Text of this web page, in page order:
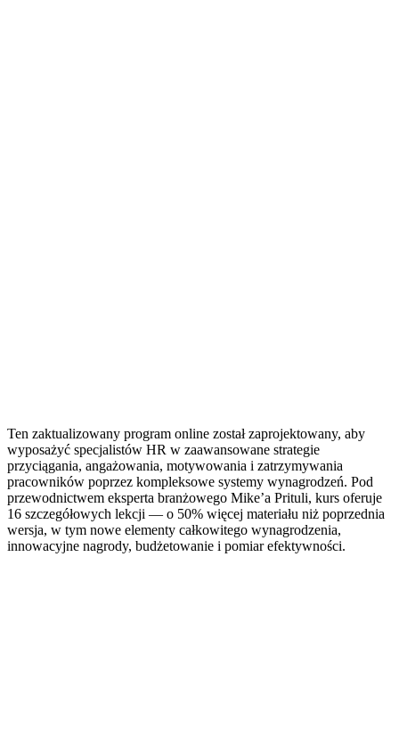
Ten zaktualizowany program online został zaprojektowany, aby
wyposażyć specjalistów HR w zaawansowane strategie
przyciągania, angażowania, motywowania i zatrzymywania
pracowników poprzez kompleksowe systemy wynagrodzeń. Pod
przewodnictwem eksperta branżowego Mike’a Prituli, kurs oferuje
16 szczegółowych lekcji — o 50% więcej materiału niż poprzednia
wersja, w tym nowe elementy całkowitego wynagrodzenia,
innowacyjne nagrody, budżetowanie i pomiar efektywności.